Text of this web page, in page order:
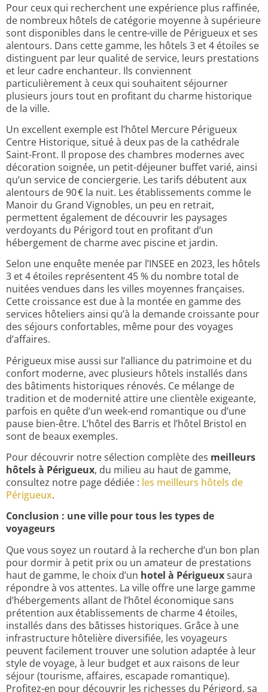
Pour ceux qui recherchent une expérience plus raffinée,
de nombreux hôtels de catégorie moyenne à supérieure
sont disponibles dans le centre-ville de Périgueux et ses
alentours. Dans cette gamme, les hôtels 3 et 4 étoiles se
distinguent par leur qualité de service, leurs prestations
et leur cadre enchanteur. Ils conviennent
particulièrement à ceux qui souhaitent séjourner
plusieurs jours tout en profitant du charme historique
de la ville.
Un excellent exemple est l’hôtel Mercure Périgueux
Centre Historique, situé à deux pas de la cathédrale
Saint-Front. Il propose des chambres modernes avec
décoration soignée, un petit-déjeuner buffet varié, ainsi
qu’un service de conciergerie. Les tarifs débutent aux
alentours de 90 € la nuit. Les établissements comme le
Manoir du Grand Vignobles, un peu en retrait,
permettent également de découvrir les paysages
verdoyants du Périgord tout en profitant d’un
hébergement de charme avec piscine et jardin.
Selon une enquête menée par l’INSEE en 2023, les hôtels
3 et 4 étoiles représentent 45 % du nombre total de
nuitées vendues dans les villes moyennes françaises.
Cette croissance est due à la montée en gamme des
services hôteliers ainsi qu’à la demande croissante pour
des séjours confortables, même pour des voyages
d’affaires.
Périgueux mise aussi sur l’alliance du patrimoine et du
confort moderne, avec plusieurs hôtels installés dans
des bâtiments historiques rénovés. Ce mélange de
tradition et de modernité attire une clientèle exigeante,
parfois en quête d’un week-end romantique ou d’une
pause bien-être. L’hôtel des Barris et l’hôtel Bristol en
sont de beaux exemples.
Pour découvrir notre sélection complète des meilleurs
hôtels à Périgueux, du milieu au haut de gamme,
consultez notre page dédiée : les meilleurs hôtels de
Périgueux.
Conclusion : une ville pour tous les types de
voyageurs
Que vous soyez un routard à la recherche d’un bon plan
pour dormir à petit prix ou un amateur de prestations
haut de gamme, le choix d’un hotel à Périgueuxsaura
répondre à vos attentes. La ville offre une large gamme
d’hébergements allant de l’hôtel économique sans
prétention aux établissements de charme 4 étoiles,
installés dans des bâtisses historiques. Grâce à une
infrastructure hôtelière diversifiée, les voyageurs
peuvent facilement trouver une solution adaptée à leur
style de voyage, à leur budget et aux raisons de leur
séjour (tourisme, affaires, escapade romantique).
Profitez-en pour découvrir les richesses du Périgord, sa